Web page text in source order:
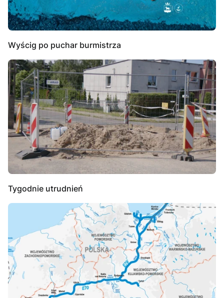
Wyścig po puchar burmistrza
Tygodnie utrudnień